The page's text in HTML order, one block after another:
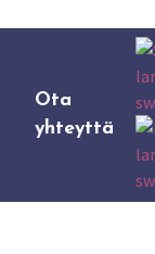
Ota
yhteyttä